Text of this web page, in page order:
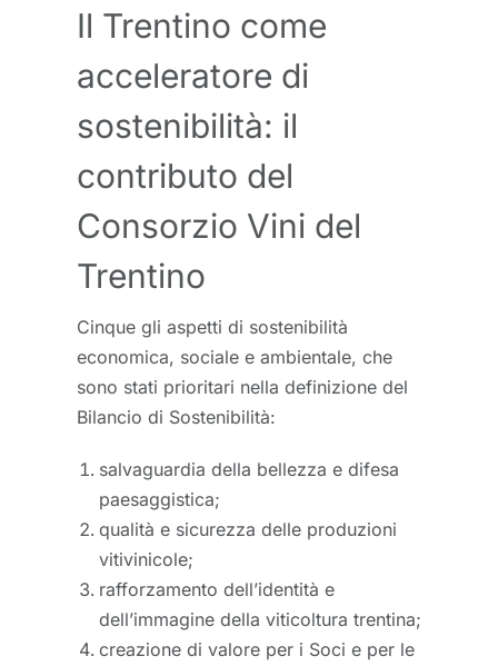
Il Trentino come
acceleratore di
sostenibilità: il
contributo del
Consorzio Vini del
Trentino
Cinque gli aspetti di sostenibilità
economica, sociale e ambientale, che
sono stati prioritari nella definizione del
Bilancio di Sostenibilità:
salvaguardia della bellezza e difesa
paesaggistica;
qualità e sicurezza delle produzioni
vitivinicole;
rafforzamento dell’identità e
dell’immagine della viticoltura trentina;
creazione di valore per i Soci e per le